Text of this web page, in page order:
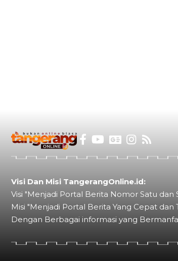
Visi Dan Misi TangerangOnline.id:
Visi "Menjadi Portal Berita Nomor Satu dan
Misi "Menjadi Portal Berita Yang Cepat
Dengan Berbagai informasi yang